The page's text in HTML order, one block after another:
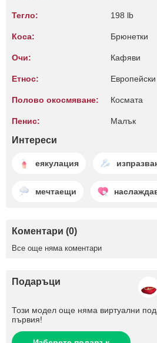
Тегло: 198 lb
Коса: Брюнетки
Очи: Кафяви
Етнос: Европейски
Полово окосмяване: Космата
Пенис: Малък
Интереси
еякулация
мечтаещи
Коментари (0)
Все още няма коментари
Подаръци
Този модел още няма виртуални
първия!